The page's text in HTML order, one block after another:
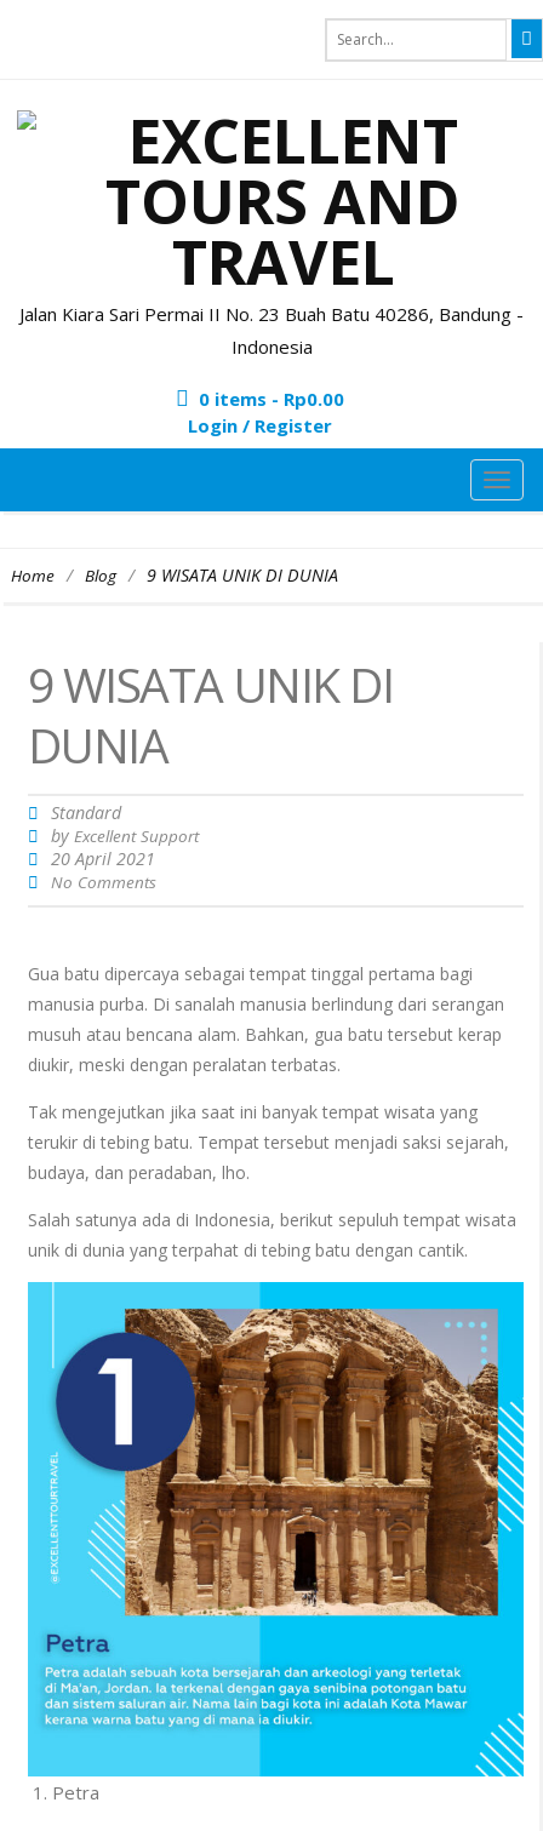
Jalan Kiara Sari Permai II No. 23 Buah Batu 40286, Bandung -
Indonesia
0 items - Rp0.00
Login / Register
Home / Blog / 9 WISATA UNIK DI DUNIA
9 WISATA UNIK DI
DUNIA
Standard
byExcellent Support
20 April 2021
No Comments
Gua batu dipercaya sebagai tempat tinggal pertama bagi
manusia purba. Di sanalah manusia berlindung dari serangan
musuh atau bencana alam. Bahkan, gua batu tersebut kerap
diukir, meski dengan peralatan terbatas.
Tak mengejutkan jika saat ini banyak tempat wisata yang
terukir di tebing batu. Tempat tersebut menjadi saksi sejarah,
budaya, dan peradaban, lho.
Salah satunya ada di Indonesia, berikut sepuluh tempat wisata
unik di dunia yang terpahat di tebing batu dengan cantik.
Petra